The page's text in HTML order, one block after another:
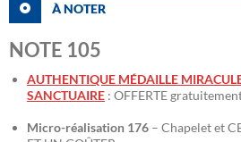
À NOTER
NOTE 105
AUTHENTIQUE MÉDAILLE
SANCTUAIRE : OFFERTE
Micro-réalisation 176 – Chapelet et